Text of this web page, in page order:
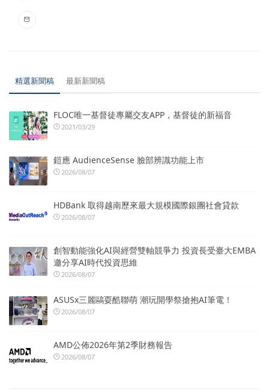
精選新聞稿 最新新聞稿
FLOC唯一基督徒專屬交友APP，基督徒的新福音
2021/03/29
鎧應 AudienceSense 臉部辨識功能上市
2026/08/07
HDBank 取得越南歷來最大規模國際銀團社會貸款
2026/08/07
創智動能強化AI與經營雙軸競爭力 投資長受臺大EMBA
邀分享AI時代投資思維
2026/08/07
ASUSx三麗鷗耍酷聯萌 潮玩開學祭搶抱AI筆電！
2026/08/07
AMD公佈2026年第2季財務報告
2026/08/07